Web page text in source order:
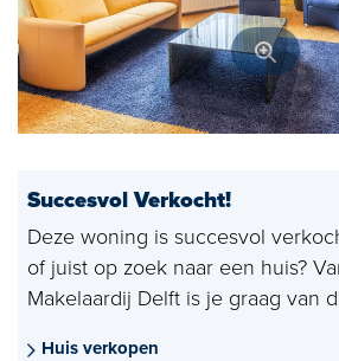
Huis verkopen
Huis kopen
Exclusief wonen
Taxaties
Verhuren
Aankoopmakelaar nieuwbouw
Succesvol Verkocht!
Deze woning is succesvol
of juist op zoek naar een huis?
Makelaardij Delft is je graag van
Huis verkopen